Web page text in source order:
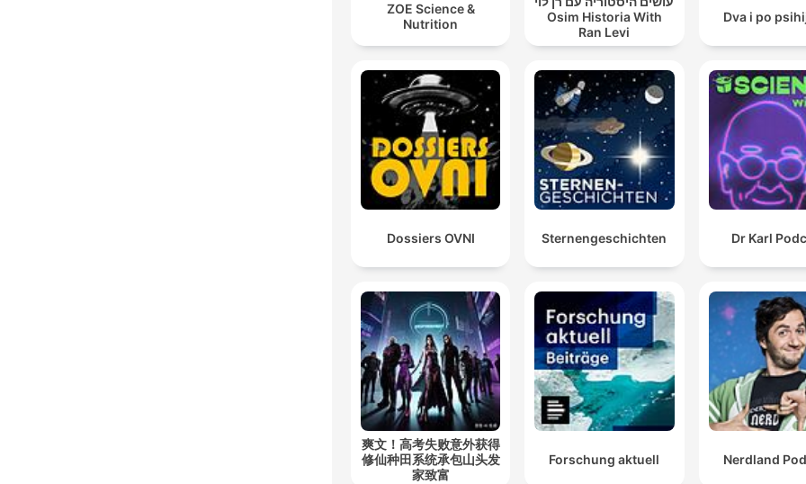
ZOE Science &
Nutrition
Osim Historia With
Ran Levi
Dva i po
Dossiers OVNI Sternengeschichten Dr Karl
爽文！高考失败意外获得
修仙种田系统承包山头发
家致富
Forschung aktuell Nerdland